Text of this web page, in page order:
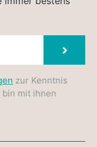
zur Kenntnis
mit ihnen